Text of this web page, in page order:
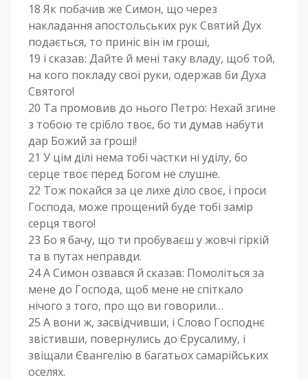
18 Як побачив же Симон, що через
накладання апостольських рук Святий Дух
подається, то приніс він їм гроші,
19 і сказав: Дайте й мені таку владу, щоб той,
на кого покладу свої руки, одержав би Духа
Святого!
20 Та промовив до нього Петро: Нехай згине
з тобою те срібло твоє, бо ти думав набути
дар Божий за гроші!
21 У цім ділі нема тобі частки ні уділу, бо
серце твоє перед Богом не слушне.
22 Тож покайся за це лихе діло своє, і проси
Господа, може прощений буде тобі замір
серця твого!
23 Бо я бачу, що ти пробуваєш у жовчі гіркій
та в путах неправди.
24 А Симон озвався й сказав: Помоліться за
мене до Господа, щоб мене не спіткало
нічого з того, про що ви говорили…
25 А вони ж, засвідчивши, і Слово Господнє
звістивши, повернулись до Єрусалиму, і
звіщали Євангелію в багатьох самарійських
оселях.